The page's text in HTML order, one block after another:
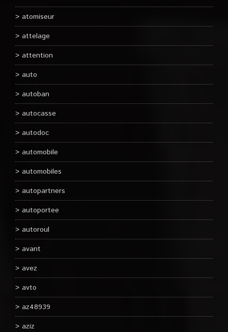
atomiseur
attelage
attention
auto
autoban
autocasse
autodoc
automobile
automobiles
autopartners
autoportee
autoroul
avant
avez
avto
az48939
aziz